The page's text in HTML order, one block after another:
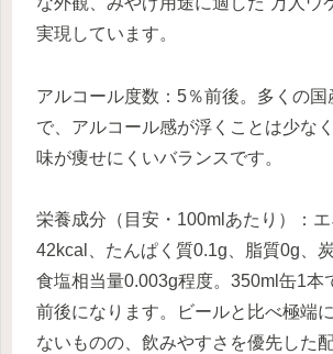
実現しています。
アルコール度数：5％前後。多くの
で、アルコール感が浮くことは少な
味が痩せにくいバランスです。
栄養成分（目安・100mlあたり）：
42kcal、たんぱく質0.1g、脂質0g、
食塩相当量0.003g程度。350ml缶1本
前後になります。ビールと比べ極端
ないものの、飲みやすさを優先した